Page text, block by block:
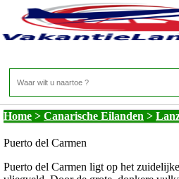
Canarische Eilanden -
Home > Canarische Eilanden >
Puerto del Carmen
Puerto del Carmen ligt op het